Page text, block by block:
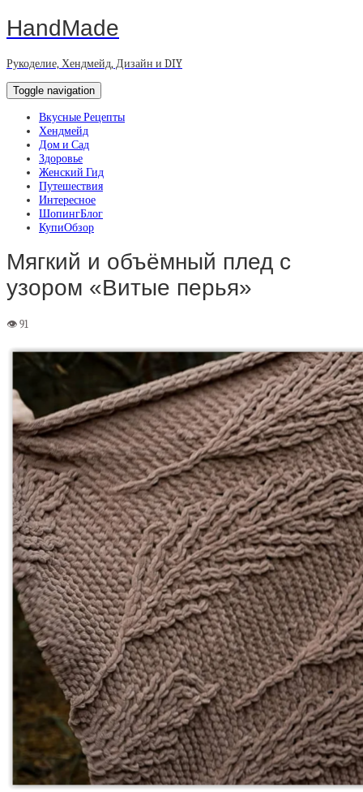
HandMade
Рукоделие, Хендмейд, Дизайн и DIY
Toggle navigation
Вкусные Рецепты
Хендмейд
Дом и Сад
Здоровье
Женский Гид
Путешествия
Интересное
ШопингБлог
КупиОбзор
Мягкий и объёмный плед с
узором «Витые перья»